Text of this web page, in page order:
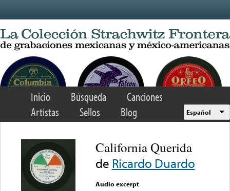
Inicio Búsqueda
Canciones
Artistas
Sellos Blog Español
California Querida
de Ricardo Duardo
Audio excerpt